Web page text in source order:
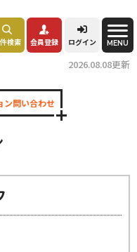
検索 会員登録 ログイン MENU
2026.08.08更新
ン問い合わせ